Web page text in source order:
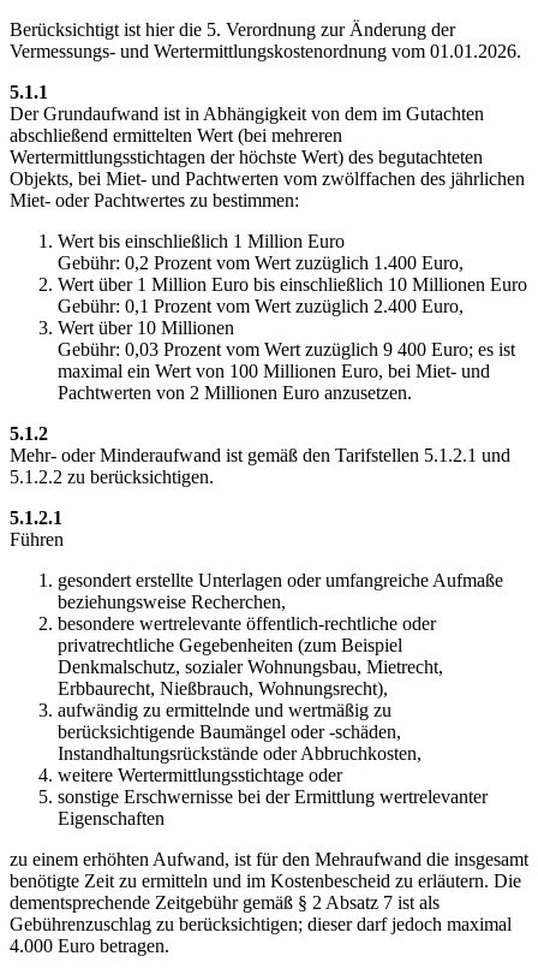
Berücksichtigt ist hier die 5. Verordnung zur Änderung der
Vermessungs- und Wertermittlungskostenordnung vom 01.01.2026.
5.1.1
Der Grundaufwand ist in Abhängigkeit von dem im Gutachten
abschließend ermittelten Wert (bei mehreren
Wertermittlungsstichtagen der höchste Wert) des begutachteten
Objekts, bei Miet- und Pachtwerten vom zwölffachen des jährlichen
Miet- oder Pachtwertes zu bestimmen:
Wert bis einschließlich 1 Million Euro
Gebühr: 0,2 Prozent vom Wert zuzüglich 1.400 Euro,
Wert über 1 Million Euro bis einschließlich 10 Millionen Euro
Gebühr: 0,1 Prozent vom Wert zuzüglich 2.400 Euro,
Wert über 10 Millionen
Gebühr: 0,03 Prozent vom Wert zuzüglich 9 400 Euro; es ist
maximal ein Wert von 100 Millionen Euro, bei Miet- und
Pachtwerten von 2 Millionen Euro anzusetzen.
5.1.2
Mehr- oder Minderaufwand ist gemäß den Tarifstellen 5.1.2.1 und
5.1.2.2 zu berücksichtigen.
5.1.2.1
Führen
gesondert erstellte Unterlagen oder umfangreiche Aufmaße
beziehungsweise Recherchen,
besondere wertrelevante öffentlich-rechtliche oder
privatrechtliche Gegebenheiten (zum Beispiel
Denkmalschutz, sozialer Wohnungsbau, Mietrecht,
Erbbaurecht, Nießbrauch, Wohnungsrecht),
aufwändig zu ermittelnde und wertmäßig zu
berücksichtigende Baumängel oder -schäden,
Instandhaltungsrückstände oder Abbruchkosten,
weitere Wertermittlungsstichtage oder
sonstige Erschwernisse bei der Ermittlung wertrelevanter
Eigenschaften
zu einem erhöhten Aufwand, ist für den Mehraufwand die insgesamt
benötigte Zeit zu ermitteln und im Kostenbescheid zu erläutern. Die
dementsprechende Zeitgebühr gemäß § 2 Absatz 7 ist als
Gebührenzuschlag zu berücksichtigen; dieser darf jedoch maximal
4.000 Euro betragen.